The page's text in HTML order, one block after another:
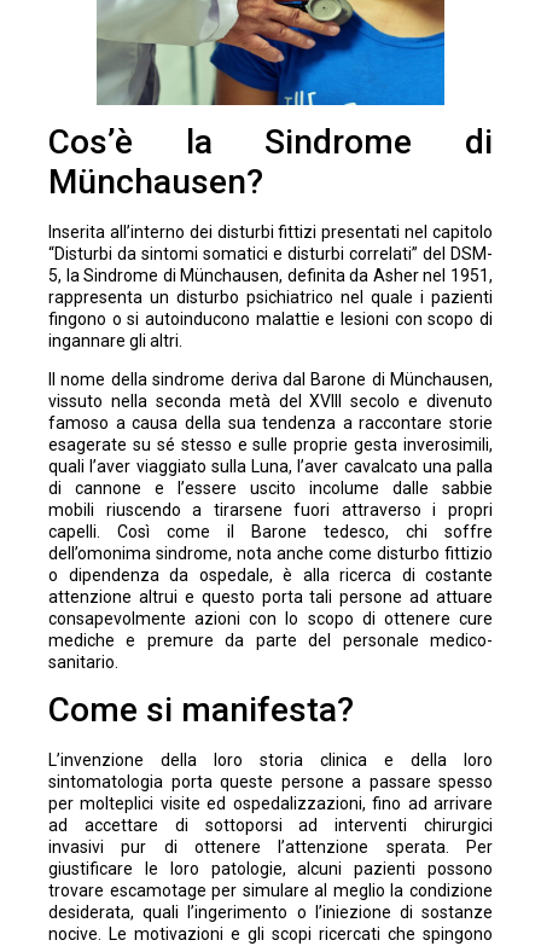
Cos’è la Sindrome di
Münchausen?
Inserita all’interno dei disturbi fittizi presentati nel capitolo
“Disturbi da sintomi somatici e disturbi correlati” del DSM-
5, la Sindrome di Münchausen, definita da Asher nel 1951,
rappresenta un disturbo psichiatrico nel quale i pazienti
fingono o si autoinducono malattie e lesioni con scopo di
ingannare gli altri.
Il nome della sindrome deriva dal Barone di Münchausen,
vissuto nella seconda metà del XVIII secolo e divenuto
famoso a causa della sua tendenza a raccontare storie
esagerate su sé stesso e sulle proprie gesta inverosimili,
quali l’aver viaggiato sulla Luna, l’aver cavalcato una palla
di cannone e l’essere uscito incolume dalle sabbie
mobili riuscendo a tirarsene fuori attraverso i propri
capelli. Così come il Barone tedesco, chi soffre
dell’omonima sindrome, nota anche come disturbo fittizio
o dipendenza da ospedale, è alla ricerca di costante
attenzione altrui e questo porta tali persone ad attuare
consapevolmente azioni con lo scopo di ottenere cure
mediche e premure da parte del personale medico-
sanitario.
Come si manifesta?
L’invenzione della loro storia clinica e della loro
sintomatologia porta queste persone a passare spesso
per molteplici visite ed ospedalizzazioni, fino ad arrivare
ad accettare di sottoporsi ad interventi chirurgici
invasivi pur di ottenere l’attenzione sperata. Per
giustificare le loro patologie, alcuni pazienti possono
trovare escamotage per simulare al meglio la condizione
desiderata, quali l’ingerimento o l’iniezione di sostanze
nocive. Le motivazioni e gli scopi ricercati che spingono